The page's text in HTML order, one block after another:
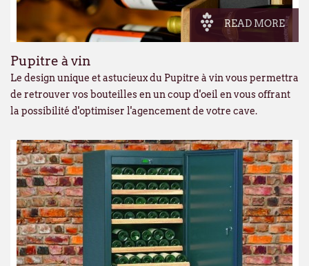
READ MORE
Pupitre à vin
Le design unique et astucieux du Pupitre à vin vous permettra
de retrouver vos bouteilles en un coup d'oeil en vous offrant
la possibilité d'optimiser l'agencement de votre cave.